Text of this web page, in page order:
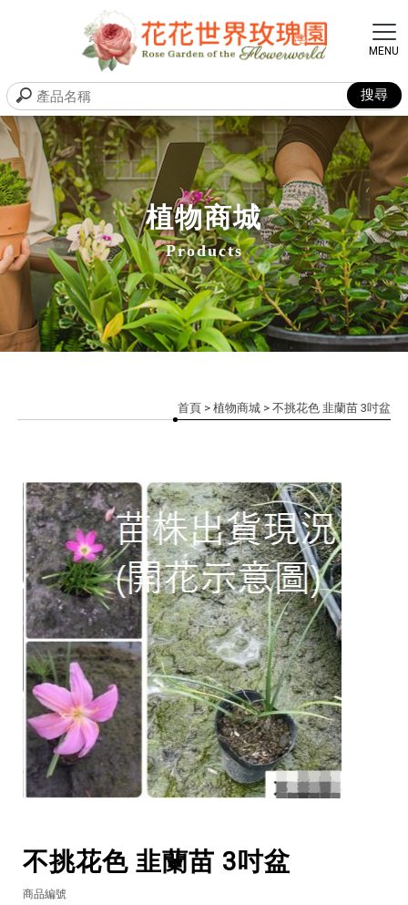
植物商城
Products
首頁 >植物商城 > 不挑花色 韭蘭苗 3吋盆
不挑花色 韭蘭苗 3吋盆
商品編號